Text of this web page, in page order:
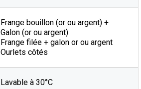
Frange bouillon (or ou argent) +
Galon (or ou argent)
Frange filée + galon or ou argent
Ourlets côtés
Lavable à 30°C